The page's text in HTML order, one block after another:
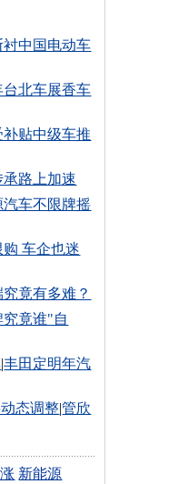
衬中国电动车
台北车展香车
补贴中级车推
承路上加速
汽车不限牌摇
购 车企也迷
竟有多难？
究竟谁"自
|丰田定明年汽
态调整|管欣
新能源